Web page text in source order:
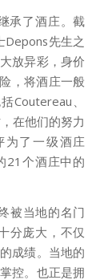
承了酒庄。截
Depons先生之
放异彩，身价
，将酒庄一般
Coutereau、
在他们的努力
为了一级酒庄
21个酒庄中的
被当地的名门
分庞大，不仅
成绩。当地的
控。也正是拥